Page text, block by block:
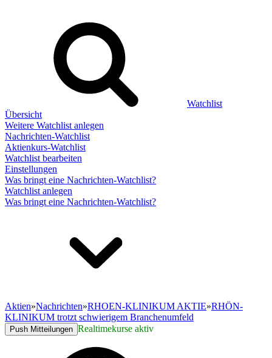
Watchlist
Übersicht
Weitere Watchlist anlegen
Nachrichten-Watchlist
Aktienkurs-Watchlist
Watchlist bearbeiten
Einstellungen
Was bringt eine Nachrichten-Watchlist?
Watchlist anlegen
Was bringt eine Nachrichten-Watchlist?
Aktien»Nachrichten»RHOEN-KLINIKUM AKTIE»RHÖN-
KLINIKUM trotzt schwierigem Branchenumfeld
Push Mitteilungen Realtimekurse aktiv